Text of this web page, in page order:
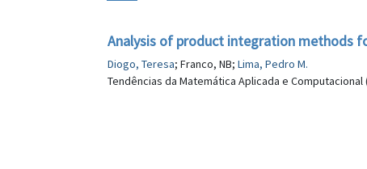
Analysis of product integration methods
Diogo, Teresa; Franco, NB; Lima, Pedro M.
Tendências da Matemática Aplicada e Computacional